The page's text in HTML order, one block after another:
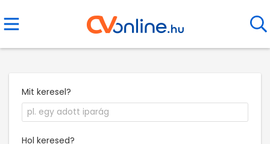
Mit keresel?
Hol keresed?